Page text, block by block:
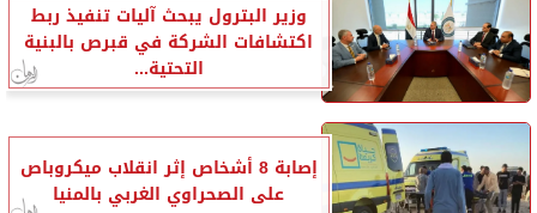
وزير البترول يبحث آليات تنفيذ ربط
اكتشافات الشركة في قبرص بالبنية
التحتية...
إصابة 8 أشخاص إثر انقلاب ميكروباص
على الصحراوي الغربي بالمنيا